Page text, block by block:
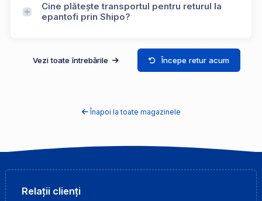
Cine plătește transportul pentru returul la
epantofi prin Shipo?
Vezi toate întrebările Începe retur acum
Înapoi la toate magazinele
Relații clienți